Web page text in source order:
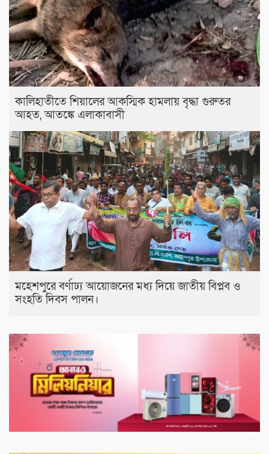
কালিহাতীতে শিয়ালের আকস্মিক হামলায় বৃদ্ধা গুরুতর
আহত, আতঙ্কে এলাকাবাসী
মহেশপুরে বর্ণাঢ্য আয়োজনের মধ্য দিয়ে জাতীয় বিপ্লব ও
সংহতি দিবস পালন।